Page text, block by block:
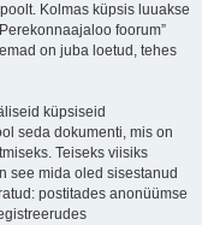
Kolmas küpsis luuakse
foorum”
on juba loetud, tehes
küpsiseid
seda dokumenti, mis on
Teiseks viisiks
see mida oled sisestanud
postitades anonüümse